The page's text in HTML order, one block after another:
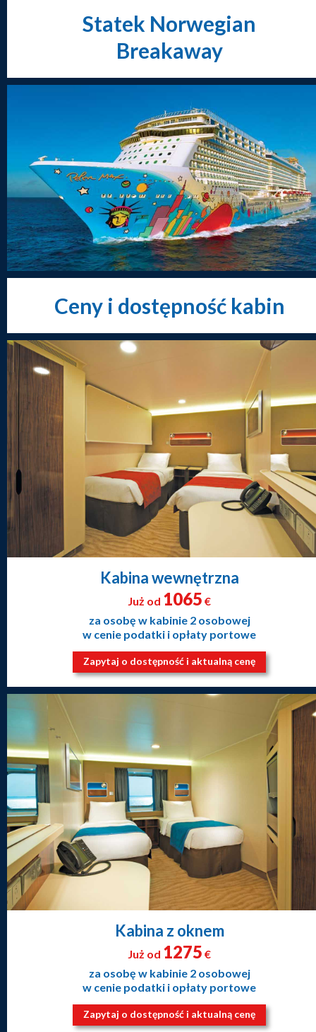
Statek Norwegian
Breakaway
Ceny i dostępność kabin
Kabina wewnętrzna
Już od 1065 €
za osobę w kabinie 2 osobowej
w cenie podatki i opłaty portowe
Zapytaj o dostępność i aktualną cenę
Kabina z oknem
Już od 1275 €
za osobę w kabinie 2 osobowej
w cenie podatki i opłaty portowe
Zapytaj o dostępność i aktualną cenę